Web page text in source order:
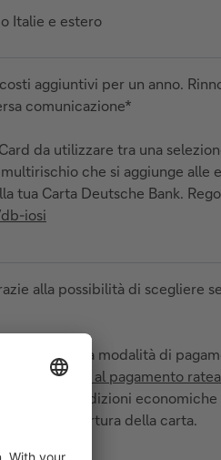
Italie e estero
aggiuntivi per un anno.
comunicazione*
da utilizzare tra una
che si aggiunge alle
tua Carta Deutsche Bank.
iosi
alla possibilità di scegliere
della modalità di
della “Guida al pagamento
le condizioni
all’apertura della carta.